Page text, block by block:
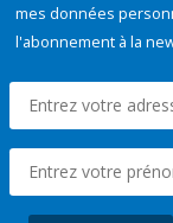
mes données
l'abonnement à la